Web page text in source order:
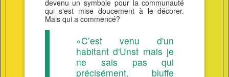
devenu un symbole pour la communauté
qui s'est mise doucement à le décorer.
Mais qui a commencé?
«C’est venu d'un
habitant d'Unst mais je
ne sais pas qui
précisément, bluffe